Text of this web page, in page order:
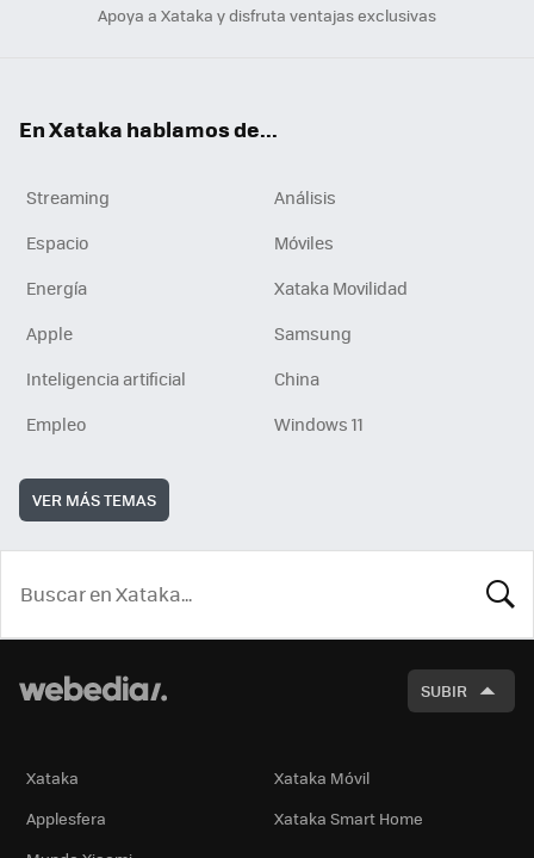
Apoya a Xataka y disfruta ventajas exclusivas
En Xataka hablamos de...
Streaming
Análisis
Espacio
Móviles
Energía
Xataka Movilidad
Apple
Samsung
Inteligencia artificial
China
Empleo
Windows 11
VER MÁS TEMAS
SUBIR
Xataka
Xataka Móvil
Applesfera
Xataka Smart Home